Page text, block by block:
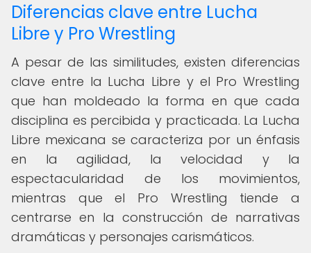
Diferencias clave entre Lucha
Libre y Pro Wrestling
A pesar de las similitudes, existen diferencias
clave entre la Lucha Libre y el Pro Wrestling
que han moldeado la forma en que cada
disciplina es percibida y practicada. La Lucha
Libre mexicana se caracteriza por un énfasis
en la agilidad, la velocidad y la
espectacularidad de los movimientos,
mientras que el Pro Wrestling tiende a
centrarse en la construcción de narrativas
dramáticas y personajes carismáticos.